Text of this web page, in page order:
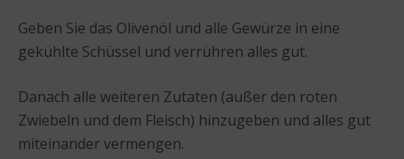
Geben Sie das Olivenöl und alle Gewürze in eine
gekühlte Schüssel und verrühren alles gut.
Danach alle weiteren Zutaten (außer den roten
Zwiebeln und dem Fleisch) hinzugeben und alles gut
miteinander vermengen.